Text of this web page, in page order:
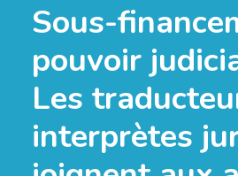
Sous-
pouvoir
Les
interprètes